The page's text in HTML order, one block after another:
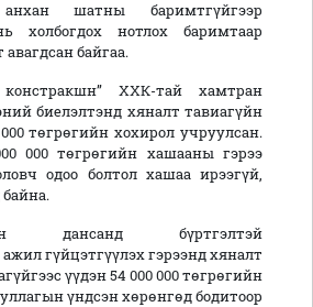
анхан шатны баримтгүйгээр
холбогдох нотлох баримтаар
авагдсан байгаа.
ХХК-тай хамтран
биелэлтэнд хяналт тавиагүйн
төгрөгийн хохирол учруулсан.
000 төгрөгийн хашааны гэрээ
одоо болтол хашаа ирээгүй,
байна.
дансанд бүртгэлтэй
ажил гүйцэтгүүлэх гэрээнд хяналт
үүдэн 54 000 000 төгрөгийн
үндсэн хөрөнгөд бодитоор